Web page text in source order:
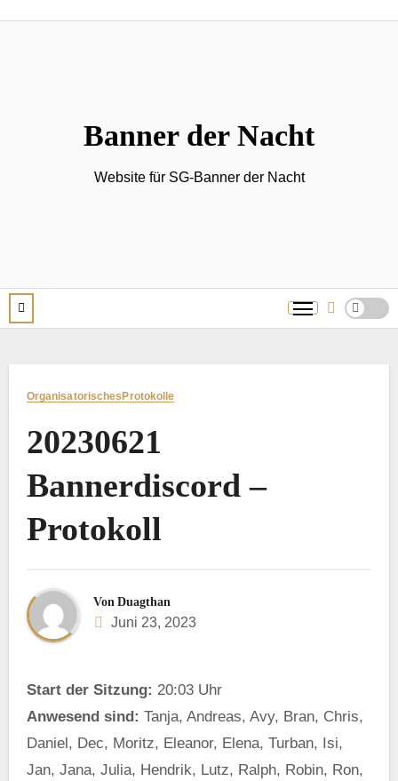
Banner der Nacht
Website für SG-Banner der Nacht
OrganisatorischesProtokolle
20230621
Bannerdiscord –
Protokoll
Von Duagthan
Juni 23, 2023
Start der Sitzung: 20:03 Uhr
Anwesend sind: Tanja, Andreas, Avy, Bran, Chris,
Daniel, Dec, Moritz, Eleanor, Elena, Turban, Isi,
Jan, Jana, Julia, Hendrik, Lutz, Ralph, Robin, Ron,